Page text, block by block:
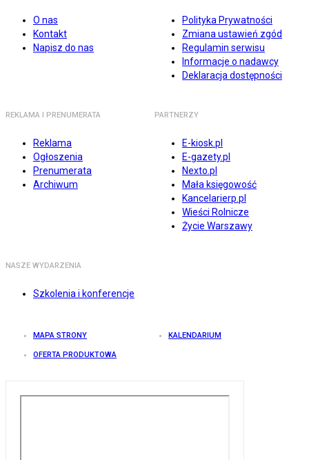
O nas
Kontakt
Napisz do nas
Polityka Prywatności
Zmiana ustawień zgód
Regulamin serwisu
Informacje o nadawcy
Deklaracja dostępności
REKLAMA I PRENUMERATA
Reklama
Ogłoszenia
Prenumerata
Archiwum
PARTNERZY
E-kiosk.pl
E-gazety.pl
Nexto.pl
Mała księgowość
Kancelarierp.pl
Wieści Rolnicze
Życie Warszawy
NASZE WYDARZENIA
Szkolenia i konferencje
MAPA STRONY KALENDARIUM
OFERTA PRODUKTOWA